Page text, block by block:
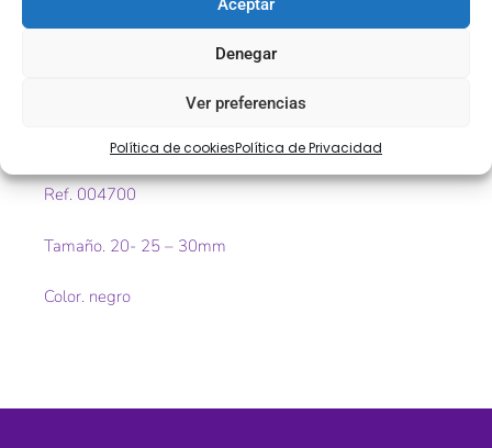
Denegar
Ver preferencias
Política de cookiesPolítica de Privacidad
Pasador de mochila con pestaña resistente ideal para
cintas de mochila y otro tipo de cintas. Es igual que el
pasador simple pero este tiene una pestaña que facilita
el deslizamiento.
Ref. 004700
Tamaño. 20- 25 – 30mm
Color. negro